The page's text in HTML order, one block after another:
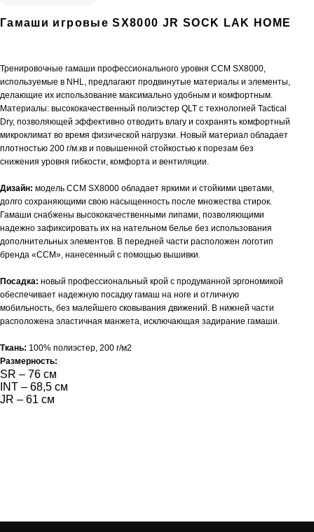
Гамаши игровые SX8000 JR SOCK LAK HOME
Тренировочные гамаши профессионального уровня CCM SX8000,
используемые в NHL, предлагают продвинутые материалы и элементы,
делающие их использование максимально удобным и комфортным.
Материалы: высококачественный полиэстер QLT с технологией Tactical
Dry, позволяющей эффективно отводить влагу и сохранять комфортный
микроклимат во время физической нагрузки. Новый материал обладает
плотностью 200 г/м.кв и повышенной стойкостью к порезам без
снижения уровня гибкости, комфорта и вентиляции.
Дизайн: модель CCM SX8000 обладает яркими и стойкими цветами,
долго сохраняющими свою насыщенность после множества стирок.
Гамаши снабжены высококачественными липами, позволяющими
надежно зафиксировать их на нательном белье без использования
дополнительных элементов. В передней части расположен логотип
бренда «CCM», нанесенный с помощью вышивки.
Посадка: новый профессиональный крой с продуманной эргономикой
обеспечивает надежную посадку гамаш на ноге и отличную
мобильность, без малейшего сковывания движений. В нижней части
расположена эластичная манжета, исключающая задирание гамаши.
Ткань: 100% полиэстер, 200 г/м2
Размерность:
SR – 76 см
INT – 68,5 см
JR – 61 см